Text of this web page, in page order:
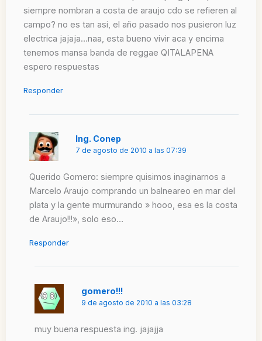
siempre nombran a costa de araujo cdo se refieren al
campo? no es tan asi, el año pasado nos pusieron luz
electrica jajaja…naa, esta bueno vivir aca y encima
tenemos mansa banda de reggae QITALAPENA
espero respuestas
Responder
Ing. Conep
7 de agosto de 2010 a las 07:39
Querido Gomero: siempre quisimos inaginarnos a
Marcelo Araujo comprando un balneareo en mar del
plata y la gente murmurando » hooo, esa es la costa
de Araujo!!!», solo eso…
Responder
gomero!!!
9 de agosto de 2010 a las 03:28
muy buena respuesta ing. jajajja